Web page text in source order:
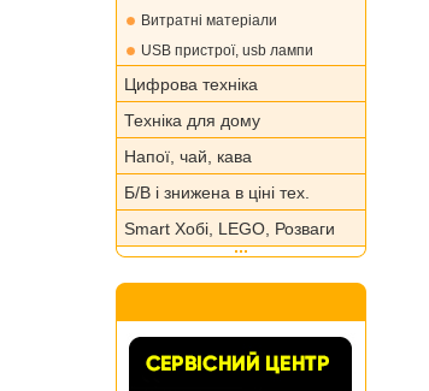
Витратні матеріали
USB пристрої, usb лампи
Цифрова техніка
Техніка для дому
Напої, чай, кава
Б/В і знижена в ціні тех.
Smart Хобі, LEGO, Розваги